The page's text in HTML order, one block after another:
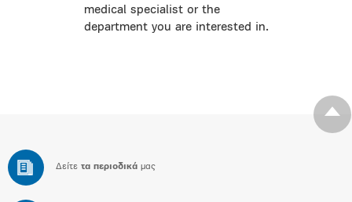
medical specialist or the
department you are interested in.
Δείτε τα περιοδικά μας